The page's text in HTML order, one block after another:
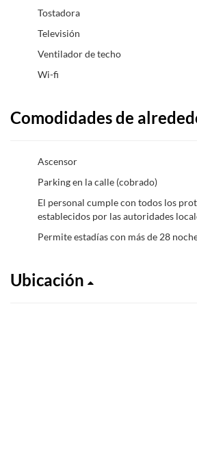
Tostadora
Televisión
Ventilador de techo
Wi-fi
Comodidades de
Ascensor
Parking en la calle (cobrado)
El personal cumple con todos los
establecidos por las autoridades
Permite estadías con más de 28
Ubicación